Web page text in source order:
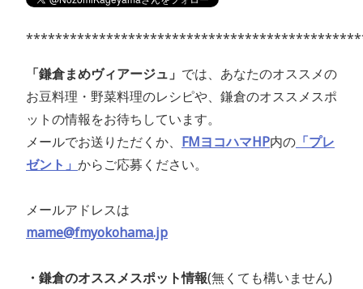
「鎌倉まめヴィアージュ」 では、あなたのオススメの
お豆料理・野菜料理のレシピや、鎌倉のオススメスポ
ットの情報をお待ちしています。
メールでお送りただくか、 FMヨコハマHP内の 「プレ
ゼント」 からご応募ください。
メールアドレスは
mame@fmyokohama.jp
・鎌倉のオススメスポット情報(無くても構いません)